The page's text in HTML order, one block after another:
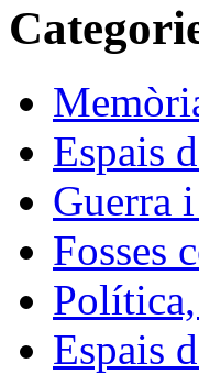
Espais
Guerra
Fosses
Espais